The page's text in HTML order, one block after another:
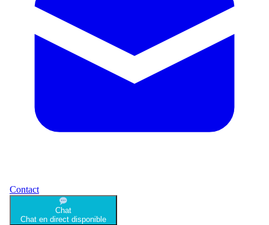
Contact
Chat
Chat en direct disponible